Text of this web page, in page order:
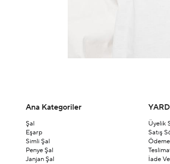
Ana Kategoriler
Şal
Eşarp
Simli Şal
Penye Şal
Janjan Şal
Üyelik
Satış
İade